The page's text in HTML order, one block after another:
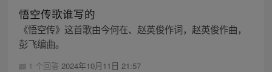
悟空传歌谁写的
《悟空传》这首歌由今何在、赵英俊作词，赵英俊作曲，
彭飞编曲。
1 个回答 2024年10月11日 21:57